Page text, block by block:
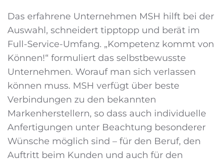
Das erfahrene Unternehmen MSH hilft bei der
Auswahl, schneidert tipptopp und berät im
Full-Service-Umfang. „Kompetenz kommt von
Können!“ formuliert das selbstbewusste
Unternehmen. Worauf man sich verlassen
können muss. MSH verfügt über beste
Verbindungen zu den bekannten
Markenherstellern, so dass auch individuelle
Anfertigungen unter Beachtung besonderer
Wünsche möglich sind – für den Beruf, den
Auftritt beim Kunden und auch für den